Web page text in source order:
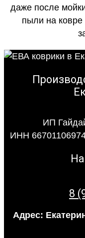
даже после
пыли на
ИП
ИНН
8
Адрес: